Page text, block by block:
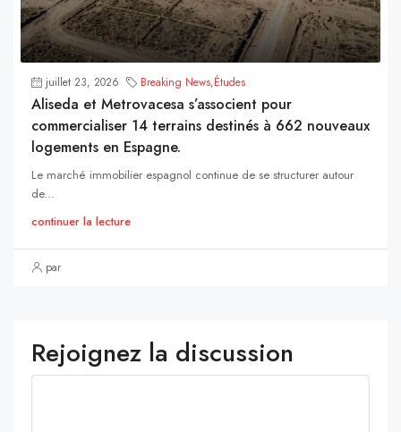
juillet 23, 2026 Breaking News,Études
Aliseda et Metrovacesa s’associent pour
commercialiser 14 terrains destinés à 662 nouveaux
logements en Espagne.
Le marché immobilier espagnol continue de se structurer autour
de...
continuer la lecture
par
Rejoignez la discussion